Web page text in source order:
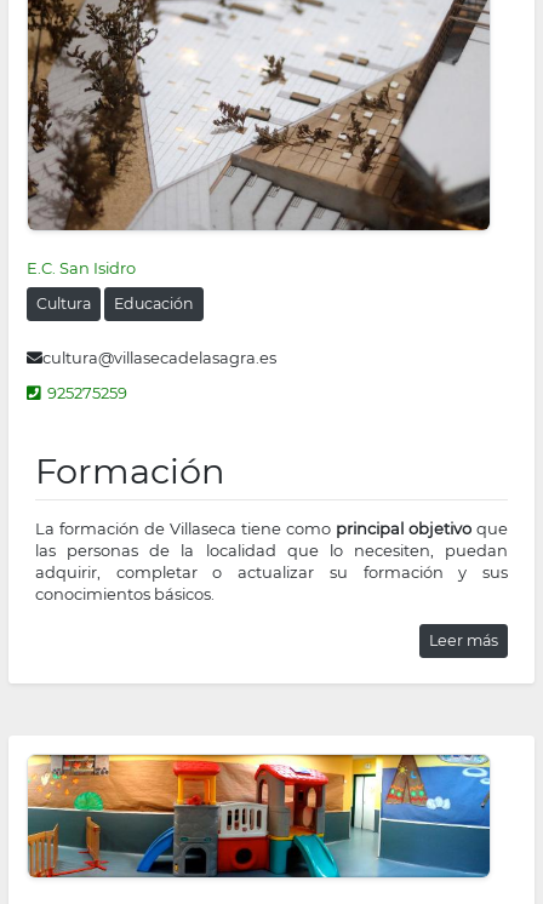
E.C. San Isidro
Cultura Educación
cultura@villasecadelasagra.es
925275259
Formación
La formación de Villaseca tiene como principal objetivo que
las personas de la localidad que lo necesiten, puedan
adquirir, completar o actualizar su formación y sus
conocimientos básicos.
Leer más